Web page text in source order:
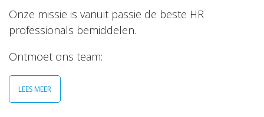
Onze missie is vanuit passie de beste HR
professionals bemiddelen.
Ontmoet ons team:
LEES MEER